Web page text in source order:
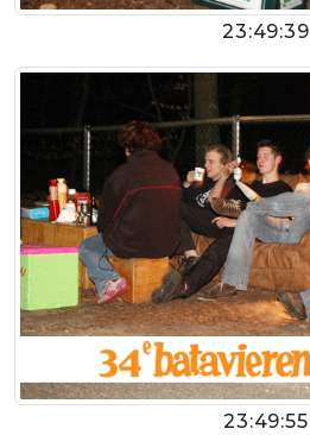
23:49:39
23:49:55